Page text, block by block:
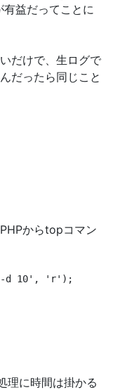
有益だってことに
だけで、生ログで
だったら同じこと
からtopコマン
-d 10', 'r');
理に時間は掛かる